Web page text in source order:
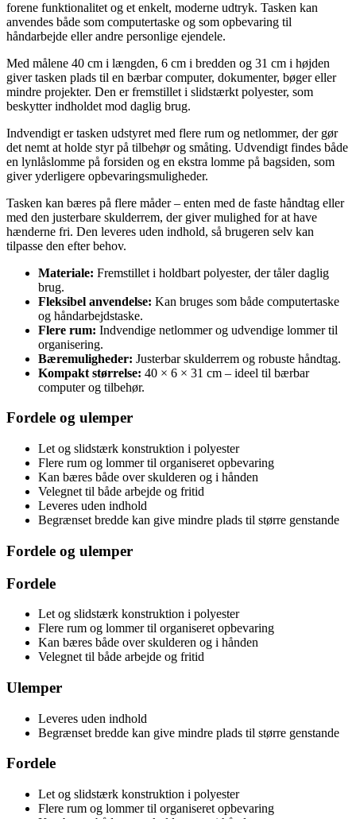
forene funktionalitet og et enkelt, moderne udtryk. Tasken kan
anvendes både som computertaske og som opbevaring til
håndarbejde eller andre personlige ejendele.
Med målene 40 cm i længden, 6 cm i bredden og 31 cm i højden
giver tasken plads til en bærbar computer, dokumenter, bøger eller
mindre projekter. Den er fremstillet i slidstærkt polyester, som
beskytter indholdet mod daglig brug.
Indvendigt er tasken udstyret med flere rum og netlommer, der gør
det nemt at holde styr på tilbehør og småting. Udvendigt findes både
en lynlåslomme på forsiden og en ekstra lomme på bagsiden, som
giver yderligere opbevaringsmuligheder.
Tasken kan bæres på flere måder – enten med de faste håndtag eller
med den justerbare skulderrem, der giver mulighed for at have
hænderne fri. Den leveres uden indhold, så brugeren selv kan
tilpasse den efter behov.
Materiale: Fremstillet i holdbart polyester, der tåler daglig
brug.
Fleksibel anvendelse: Kan bruges som både computertaske
og håndarbejdstaske.
Flere rum: Indvendige netlommer og udvendige lommer til
organisering.
Bæremuligheder: Justerbar skulderrem og robuste håndtag.
Kompakt størrelse: 40 × 6 × 31 cm – ideel til bærbar
computer og tilbehør.
Fordele og ulemper
Let og slidstærk konstruktion i polyester
Flere rum og lommer til organiseret opbevaring
Kan bæres både over skulderen og i hånden
Velegnet til både arbejde og fritid
Leveres uden indhold
Begrænset bredde kan give mindre plads til større genstande
Fordele og ulemper
Fordele
Let og slidstærk konstruktion i polyester
Flere rum og lommer til organiseret opbevaring
Kan bæres både over skulderen og i hånden
Velegnet til både arbejde og fritid
Ulemper
Leveres uden indhold
Begrænset bredde kan give mindre plads til større genstande
Fordele
Let og slidstærk konstruktion i polyester
Flere rum og lommer til organiseret opbevaring